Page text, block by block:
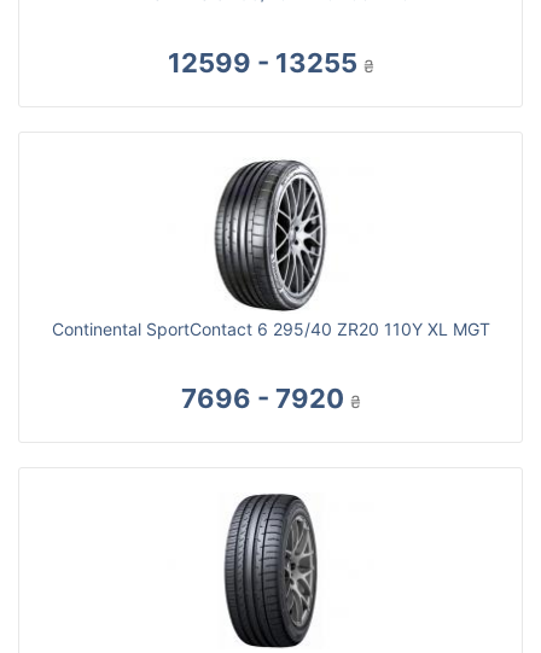
12599 - 13255 ₴
Continental SportContact 6 295/40 ZR20 110Y XL MGT
7696 - 7920 ₴